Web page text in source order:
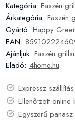
Kategória: Faszén
Árkategória: Faszén
Gyártó: Happy Green
EAN:
Ajánljuk: Faszén
Eladó: 4home.hu
Expressz
Ellenőrzött online
Egyszerű panasz